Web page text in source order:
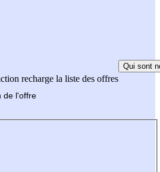
recharge la liste des offres
Qui sont
de l'offre